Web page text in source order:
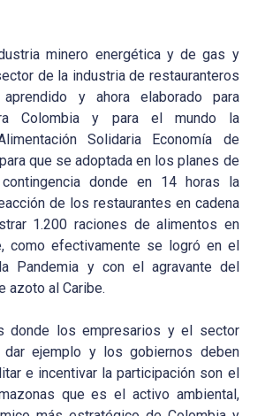
minero energética y de gas y
de la industria de restauranteros
y ahora elaborado para
Colombia y para el mundo la
Solidaria Economía de
que se adoptada en los planes de
donde en 14 horas la
de los restaurantes en cadena
1.200 raciones de alimentos en
como efectivamente se logró en el
Pandemia y con el agravante del
azoto al Caribe.
donde los empresarios y el sector
dar ejemplo y los gobiernos deben
e incentivar la participación son el
que es el activo ambiental,